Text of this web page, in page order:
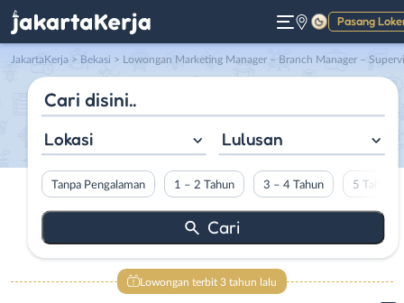
Pasang
Gelap
JakartaKerja > Bekasi > Lowongan Marketing Manager – Branch Manager – Supervisor Mekanik di PT. Volta Indonesia Semesta
Lokasi Lulusan
Tanpa Pengalaman 1 – 2 Tahun 3 – 4 Tahun 5 Tahun
Lowongan terbit 3 tahun lalu